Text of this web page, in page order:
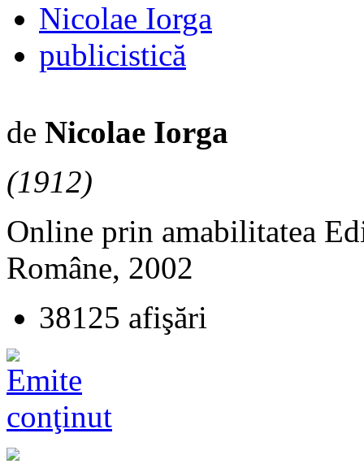
Nicolae Iorga
publicistică
de Nicolae Iorga
(1912)
Online prin amabilitatea
Române, 2002
38125 afişări